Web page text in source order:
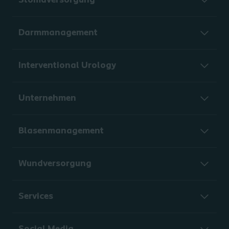
Darmmanagement
Interventional Urology
Unternehmen
Blasenmanagement
Wundversorgung
Services